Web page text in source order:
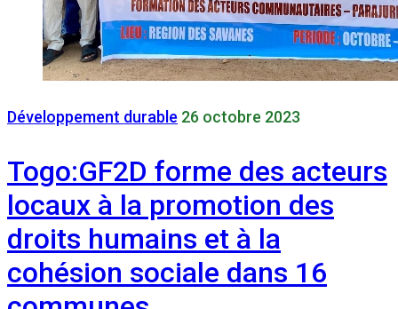
Développement durable 26 octobre 2023
Togo:GF2D forme des acteurs
locaux à la promotion des
droits humains et à la
cohésion sociale dans 16